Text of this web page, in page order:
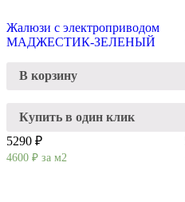
Жалюзи с электроприводом
МАДЖЕСТИК-ЗЕЛЕНЫЙ
В корзину
Купить в один клик
5290 ₽
4600 ₽ за м2